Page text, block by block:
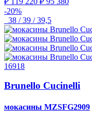
-20%
38 / 39 / 39,5
16918
Brunello Cucinelli
мокасины MZSFG2909